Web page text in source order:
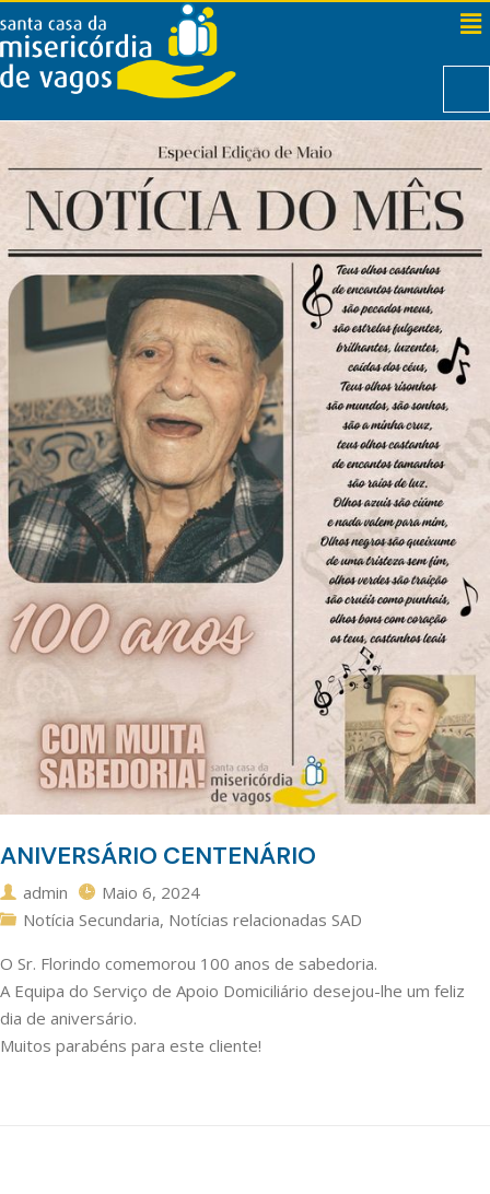
ANIVERSÁRIO CENTENÁRIO
admin
Maio 6, 2024
Notícia Secundaria, Notícias relacionadas SAD
O Sr. Florindo comemorou 100 anos de sabedoria.
A Equipa do Serviço de Apoio Domiciliário desejou-lhe um feliz
dia de aniversário.
Muitos parabéns para este cliente!